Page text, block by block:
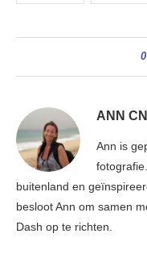
0
ANN
Ann is
buitenland en
besloot Ann om samen
Dash op te richten.